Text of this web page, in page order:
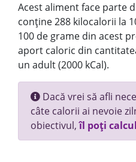
Acest aliment face parte
conține 288 kilocalorii la
100 de grame din acest
aport caloric din
un adult (2000 kCal).
Dacă vrei să afli
câte calorii ai nevoie
obiectivul,îl poți